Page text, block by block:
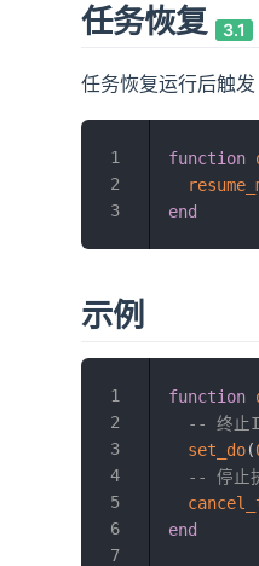
任务恢复 3.1
任务恢复运行后触发
function
end
示例
function
-- 终止
set_do(
-- 停止
end